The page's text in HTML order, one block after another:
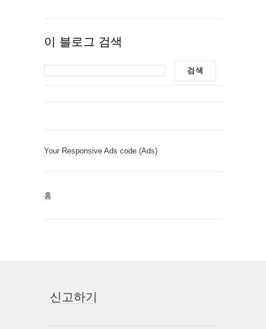
이 블로그 검색
Your Responsive Ads code (Ads)
홈
신고하기